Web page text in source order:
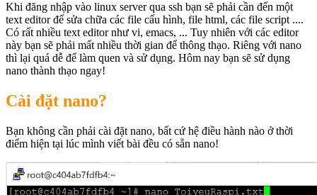
Khi đăng nhập vào linux server qua ssh bạn sẽ phải cần đến một
text editor để sửa chữa các file cấu hình, file html, các file script ....
Có rất nhiều text editor như vi, emacs, ... Tuy nhiên với các editor
này bạn sẽ phải mất nhiều thời gian để thông thạo. Riêng với nano
thì lại quá dễ để làm quen và sử dụng. Hôm nay bạn sẽ sử dụng
nano thành thạo ngay!
Cài đặt nano?
Bạn không cần phải cài đặt nano, bất cứ hệ điều hành nào ở thời
điểm hiện tại lúc mình viết bài đều có sẵn nano!